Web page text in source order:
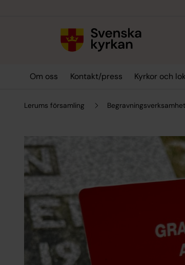
Om oss Kontakt/press Kyrkor och
Lerums församling